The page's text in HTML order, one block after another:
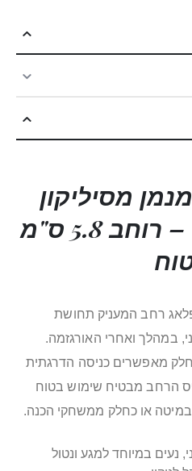
מסיליקון
רפואי Garrick – רוחב 5.8 ס"מ
רחב המעניק תחושת
במהלך ואחרי האורגזמה.
מאפשרים כניסה הדרגתית
הרחב מבטיח שימוש בטוח
במיטה או כחלק ממשחקי הכנה.
נעים במיוחד למגע ונטול